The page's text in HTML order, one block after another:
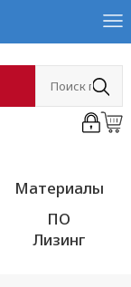
Материалы
ПО
Лизинг